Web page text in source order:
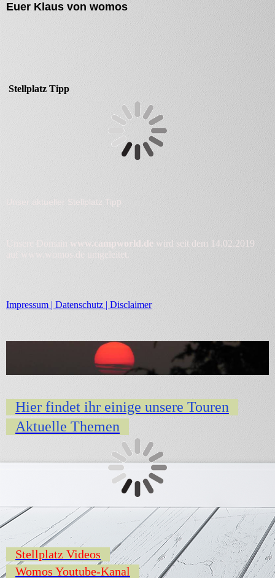
Euer Klaus von womos
Stellplatz Tipp
Unser aktueller Stellplatz Tipp
Unsere Domain www.campworld.de wird seit dem 14.02.2019
auf www.womos.de umgeleitet.
Impressum | Datenschutz | Disclaimer
Hier findet ihr einige unsere Touren
Aktuelle Themen
Stellplatz Videos
Womos Youtube-Kanal